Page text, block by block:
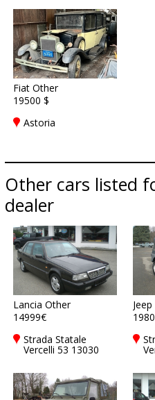
Fiat Other
19500 $
Astoria
Other cars listed
dealer
Lancia Other
14999€
Strada Statale
Vercelli 53 13030
Italy
Jeep